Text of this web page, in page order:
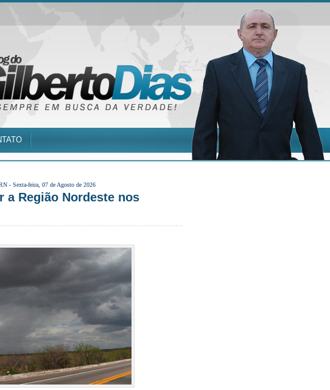
- Sexta-feira, 07 de Agosto de 2026
a Região Nordeste nos